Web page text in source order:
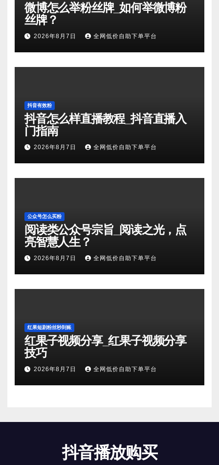
微博怎么举粉丝牌_如何举微博粉
丝牌？
2026年8月7日 全网低价自助下单平台
抖音有效粉
抖音怎么样直播教程_抖音直播入
门指南
2026年8月7日 全网低价自助下单平台
公众号怎么买粉
阅读类公众号宗旨_阅读之光，点
亮智慧人生？
2026年8月7日 全网低价自助下单平台
红果短剧粉丝秒到账
红果子视频分享_红果子视频分享
技巧
2026年8月7日 全网低价自助下单平台
抖音播放购买